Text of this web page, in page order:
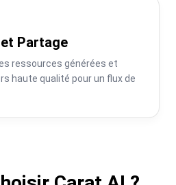
Partage
ressources générées et
haute qualité pour un flux de